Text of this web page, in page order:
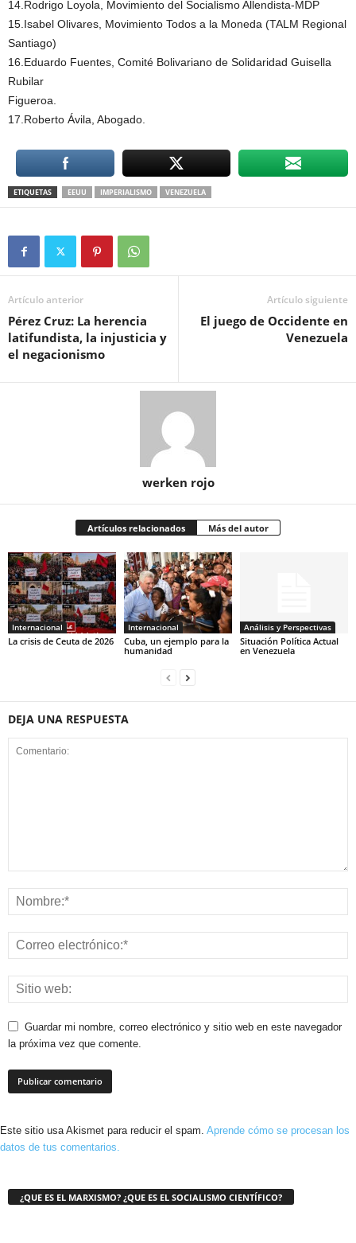
14.Rodrigo Loyola, Movimiento del Socialismo Allendista-MDP
15.Isabel Olivares, Movimiento Todos a la Moneda (TALM Regional
Santiago)
16.Eduardo Fuentes, Comité Bolivariano de Solidaridad Guisella
Rubilar
Figueroa.
17.Roberto Ávila, Abogado.
ETIQUETAS EEUU IMPERIALISMO VENEZUELA
Artículo anterior
Pérez Cruz: La herencia
latifundista, la injusticia y
el negacionismo
Artículo siguiente
El juego de Occidente en
Venezuela
werken rojo
Artículos relacionados Más del autor
Internacional
La crisis de Ceuta de 2026
Internacional
Cuba, un ejemplo para la
humanidad
Análisis y Perspectivas
Situación Política Actual
en Venezuela
DEJA UNA RESPUESTA
Guardar mi nombre, correo electrónico y sitio web en este navegador
la próxima vez que comente.
Este sitio usa Akismet para reducir el spam. Aprende cómo se procesan los
datos de tus comentarios.
¿QUE ES EL MARXISMO? ¿QUE ES EL SOCIALISMO CIENTÍFICO?